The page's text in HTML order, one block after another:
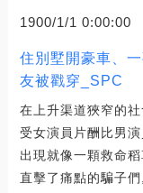
1900/1/1 0:00:00
住別墅開豪車、
友被戳穿_SPC
在上升渠道狹窄的
受女演員片酬比男
出現就像一顆救命
直擊了痛點的騙子們